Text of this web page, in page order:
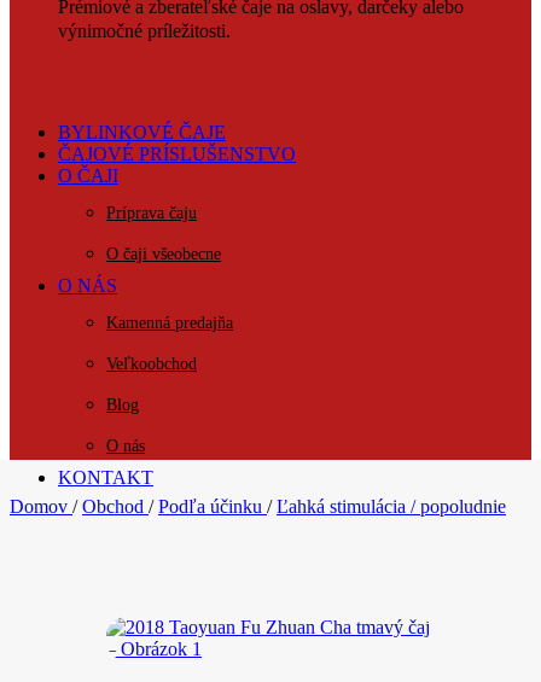
Prémiové a zberateľské čaje na oslavy, darčeky alebo
výnimočné príležitosti.
BYLINKOVÉ ČAJE
ČAJOVÉ PRÍSLUŠENSTVO
O ČAJI
Príprava čaju
O čaji všeobecne
O NÁS
Kamenná predajňa
Veľkoobchod
Blog
O nás
KONTAKT
Domov / Obchod / Podľa účinku / Ľahká stimulácia / popoludnie